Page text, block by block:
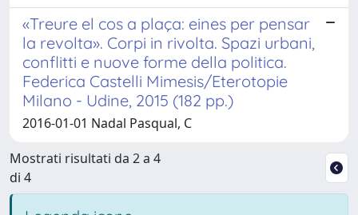
«Treure el cos a plaça: eines per pensar
la revolta». Corpi in rivolta. Spazi urbani,
conflitti e nuove forme della politica.
Federica Castelli Mimesis/Eterotopie
Milano - Udine, 2015 (182 pp.)
2016-01-01 Nadal Pasqual, C
Mostrati risultati da 2 a 4
di 4